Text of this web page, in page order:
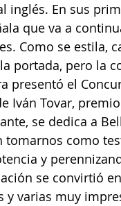
inglés. En sus
que va a
Como se estila,
portada, pero la
presentó el
Iván Tovar,
se dedica a
tomarnos como
y
se convirtió
y varias muy